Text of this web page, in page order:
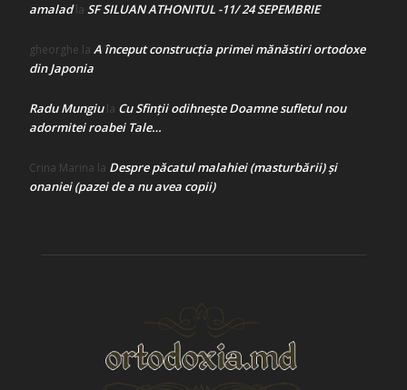
amaladla SF SILUAN ATHONITUL -11/ 24 SEPEMBRIE
gheorghe la A început construcţia primei mănăstiri ortodoxe
din Japonia
Radu Mungiula Cu Sfinții odihnește Doamne sufletul nou
adormitei roabei Tale…
Crina Marina la Despre păcatul malahiei (masturbării) şi
onaniei (pazei de a nu avea copii)